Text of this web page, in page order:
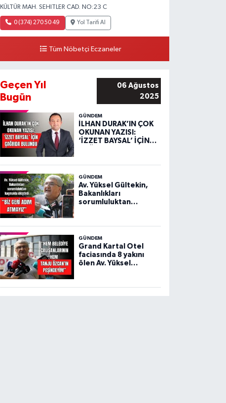
KÜLTÜR MAH. SEHITLER CAD. NO:23 C
0 (374) 270 50 49 Yol Tarifi Al
Tüm Nöbetçi Eczaneler
Geçen Yıl
Bugün
06 Ağustos
2025
GÜNDEM
İLHAN DURAK’IN ÇOK
OKUNAN YAZISI:
‘İZZET BAYSAL’ İÇİN
GÜNDEM
Av. Yüksel Gültekin,
Bakanlıkları
sorumluluktan
GÜNDEM
Grand Kartal Otel
faciasında 8 yakını
ölen Av. Yüksel